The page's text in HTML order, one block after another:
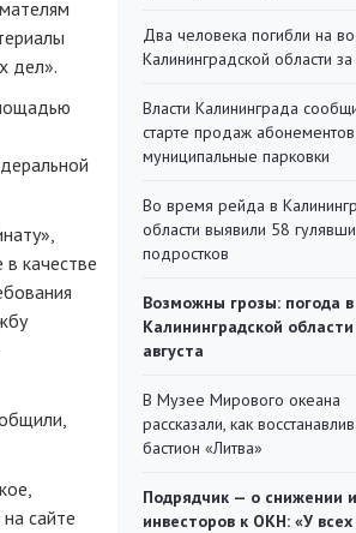
дел».
качестве
сайте
Два человека погибли на
Калининградской области
Власти Калининграда
старте продаж
муниципальные парковки
Во время рейда в
области выявили 58
подростков
Возможны грозы: погода в
Калининградской
августа
В Музее Мирового океана
рассказали, как
бастион «Литва»
Подрядчик — о снижении
инвесторов к ОКН: «У